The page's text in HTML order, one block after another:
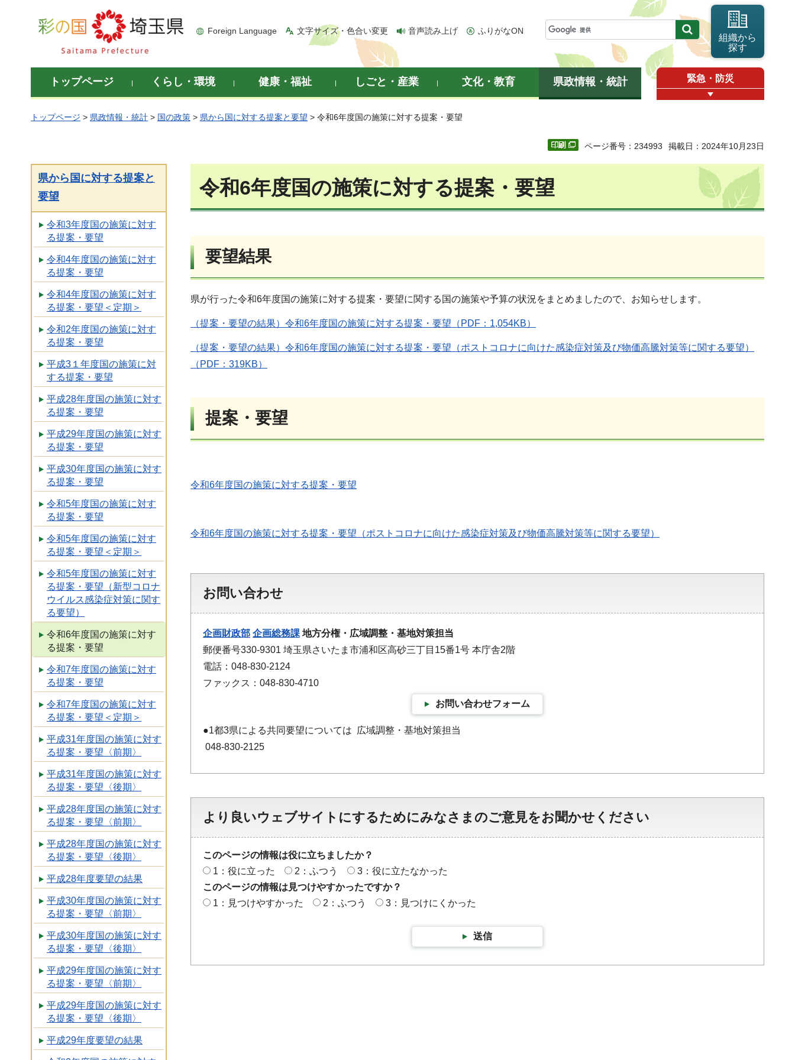
彩の国 埼玉県
Foreign Language 文字サイズ・色合い変更 音声読み上げ ふりがなON
組織から
探す
トップページ くらし・環境 健康・福祉 しごと・産業 文化・教育 県政情報・統計 緊急・防災
トップページ > 県政情報・統計 > 国の政策 > 県から国に対する提案と要望 > 令和6年度国の施策に対する提案・要望
ページ番号：234993 掲載日：2024年10月23日
県から国に対する提案と
要望
令和3年度国の施策に対す
る提案・要望
令和4年度国の施策に対す
る提案・要望
令和4年度国の施策に対す
る提案・要望＜定期＞
令和2年度国の施策に対す
る提案・要望
平成3１年度国の施策に対
する提案・要望
平成28年度国の施策に対す
る提案・要望
平成29年度国の施策に対す
る提案・要望
平成30年度国の施策に対す
る提案・要望
令和5年度国の施策に対す
る提案・要望
令和5年度国の施策に対す
る提案・要望＜定期＞
令和5年度国の施策に対す
る提案・要望（新型コロナ
ウイルス感染症対策に関す
る要望）
令和6年度国の施策に対す
る提案・要望
令和7年度国の施策に対す
る提案・要望
令和7年度国の施策に対す
る提案・要望＜定期＞
平成31年度国の施策に対す
る提案・要望〈前期〉
平成31年度国の施策に対す
る提案・要望〈後期〉
平成28年度国の施策に対す
る提案・要望〈前期〉
平成28年度国の施策に対す
る提案・要望〈後期〉
平成28年度要望の結果
平成30年度国の施策に対す
る提案・要望〈前期〉
平成30年度国の施策に対す
る提案・要望〈後期〉
平成29年度国の施策に対す
る提案・要望〈前期〉
平成29年度国の施策に対す
る提案・要望〈後期〉
平成29年度要望の結果
令和6年度国の施策に対する提案・要望
要望結果
県が行った令和6年度国の施策に対する提案・要望に関する国の施策や予算の状況をまとめましたので、お知らせします。
（提案・要望の結果）令和6年度国の施策に対する提案・要望（PDF：1,054KB）
（提案・要望の結果）令和6年度国の施策に対する提案・要望（ポストコロナに向けた感染症対策及び物価高騰対策等に関する要望）
（PDF：319KB）
提案・要望
令和6年度国の施策に対する提案・要望
令和6年度国の施策に対する提案・要望（ポストコロナに向けた感染症対策及び物価高騰対策等に関する要望）
お問い合わせ
企画財政部 企画総務課 地方分権・広域調整・基地対策担当
郵便番号330-9301 埼玉県さいたま市浦和区高砂三丁目15番1号 本庁舎2階
電話：048-830-2124
ファックス：048-830-4710
お問い合わせフォーム
●1都3県による共同要望については 広域調整・基地対策担当
048-830-2125
より良いウェブサイトにするためにみなさまのご意見をお聞かせください
このページの情報は役に立ちましたか？
1：役に立った
2：ふつう
3：役に立たなかった
このページの情報は見つけやすかったですか？
1：見つけやすかった
2：ふつう 3：見つけにくかった
送信